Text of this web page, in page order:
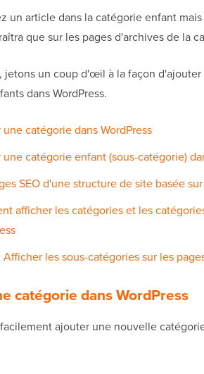
un article dans la catégorie enfant
que sur les pages d'archives de la
jetons un coup d'œil à la façon
dans WordPress.
catégorie dans WordPress
catégorie enfant (sous-catégorie)
SEO d'une structure de site basée
afficher les catégories et les
Afficher les sous-catégories sur les
catégorie dans WordPress
ajouter une nouvelle